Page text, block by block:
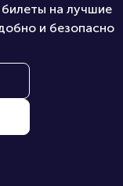
на лучшие
и безопасно